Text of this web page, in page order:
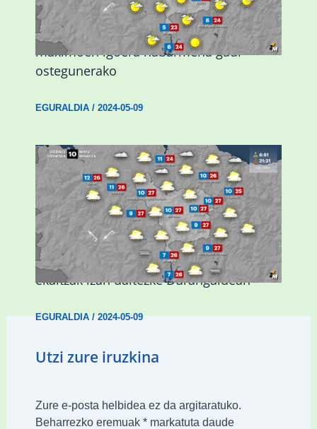
Giro eguzkitsua eta tenperatura
maximoen igoera nabarmena gaur
ostegunerako
EGURALDIA/ 2024-05-09
Asteburuan 25 gradu baino gehiago eta
ekaitzak izan daitezke Durangaldean
EGURALDIA/2024-05-09
Utzi zure iruzkina
Zure e-posta helbidea ez da argitaratuko.
Beharrezko eremuak *markatuta daude